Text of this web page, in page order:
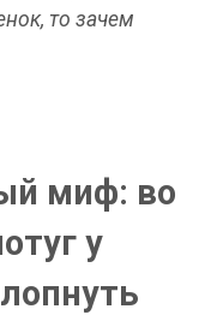
то зачем
миф: во
у